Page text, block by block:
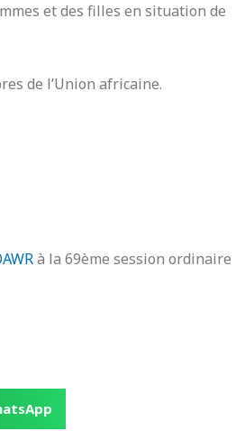
et des filles en situation de
de l’Union africaine.
à la 69ème session ordinaire